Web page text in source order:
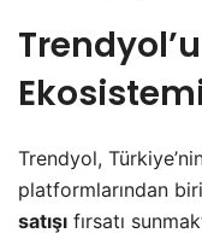
Trendyol,
platformlarından
satışı fırsatı